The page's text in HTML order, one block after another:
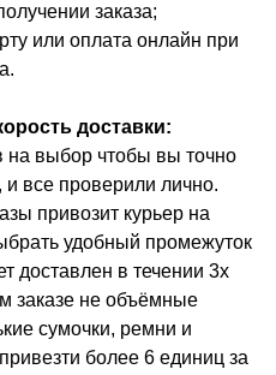
заказа;
или оплата онлайн при
доставки:
на выбор чтобы вы точно
все проверили лично.
привозит курьер на
удобный промежуток
доставлен в течении 3х
заказе не объёмные
сумочки, ремни и
более 6 единиц за